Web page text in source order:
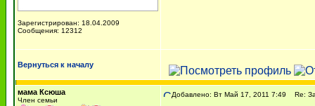
Зарегистрирован: 18.04.2009
Сообщения: 12312
Вернуться к началу
мама Ксюша
Член семьи
Добавлено: Вт Май 17, 2011 7:49 Re: